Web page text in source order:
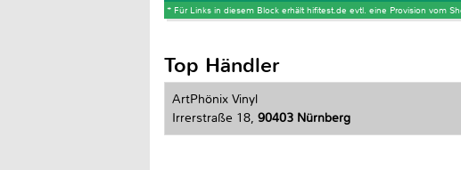
* Für Links in diesem Block erhält hifitest.de evtl. eine Provision vom
Top Händler
ArtPhönix Vinyl
Irrerstraße 18, 90403 Nürnberg